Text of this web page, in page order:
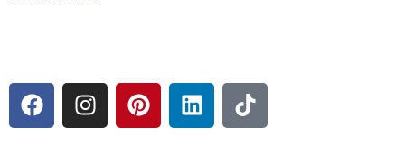
F
A
C
I
N
S
P
I
N
L
I
N
T
I
K